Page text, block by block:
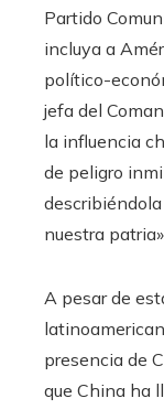
Partido
incluya a
político-
jefa del
la influencia
de peligro
nuestra
A pesar de
presencia de
que China ha